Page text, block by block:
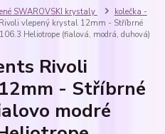
SWAROVSKI krystaly
kolečka -
vlepený krystal 12mm - Stříbrné
Heliotrope (fialová, modrá, duhová)
Rivoli
- Stříbrné
modré